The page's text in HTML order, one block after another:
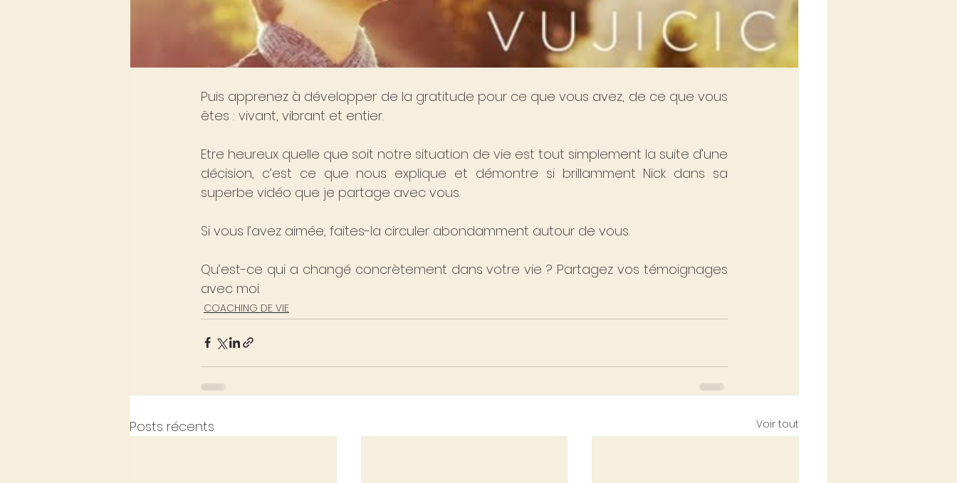
Puis apprenez à développer de la gratitude pour ce que vous avez, de ce que vous
êtes : vivant, vibrant et entier.
Etre heureux quelle que soit notre situation de vie est tout simplement la suite d’une
décision, c’est ce que nous explique et démontre si brillamment Nick dans sa
superbe vidéo que je partage avec vous.
Si vous l’avez aimée, faites-la circuler abondamment autour de vous.
Qu’est-ce qui a changé concrètement dans votre vie ? Partagez vos témoignages
avec moi.
COACHING DE VIE
Posts récents Voir tout